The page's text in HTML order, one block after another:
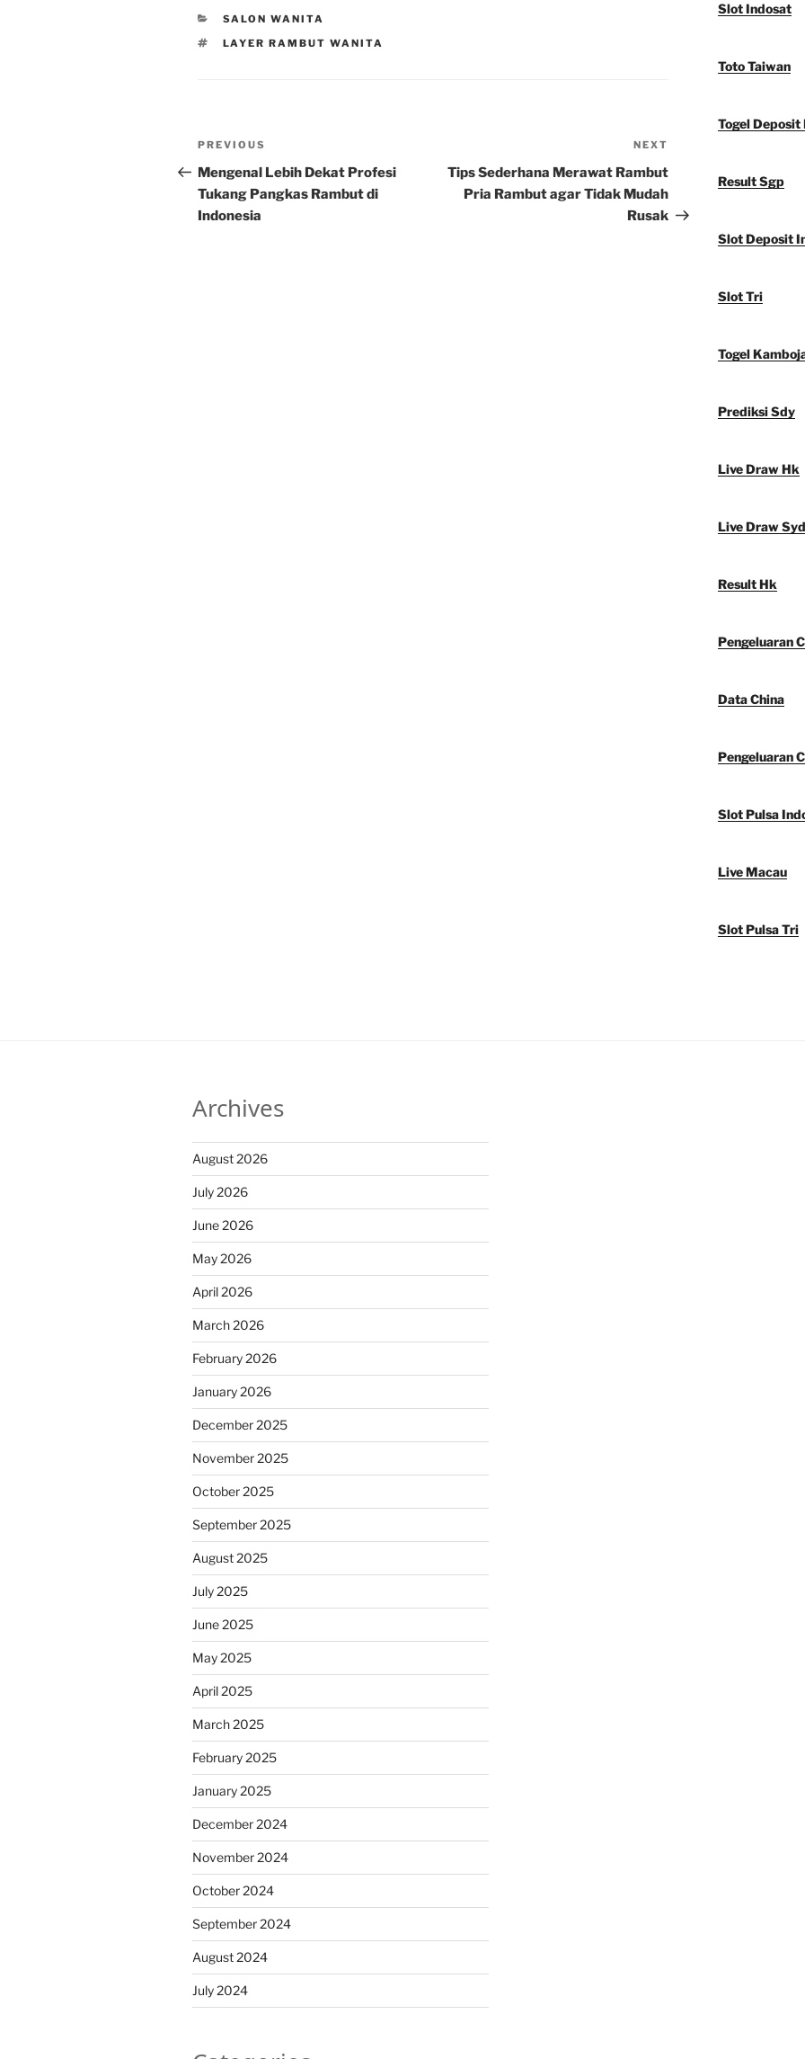
CATEGORIES
SALON WANITA
TAGS
LAYER RAMBUT WANITA
Post
navigation
Previous
Post
PREVIOUS
Mengenal Lebih Dekat Profesi
Tukang Pangkas Rambut di
Indonesia
Post
NEXT
Tips Sederhana Merawat Rambut
Pria Rambut agar Tidak Mudah
Rusak
Slot Indosat
Toto Taiwan
Togel Deposit
Result Sgp
Slot Deposit
Slot Tri
Togel
Prediksi Sdy
Live Draw Hk
Live Draw
Result Hk
Pengeluaran
Data China
Pengeluaran
Slot Pulsa
Live Macau
Slot Pulsa Tri
Archives
August 2026
July 2026
June 2026
May 2026
April 2026
March 2026
February 2026
January 2026
December 2025
November 2025
October 2025
September 2025
August 2025
July 2025
June 2025
May 2025
April 2025
March 2025
February 2025
January 2025
December 2024
November 2024
October 2024
September 2024
August 2024
July 2024